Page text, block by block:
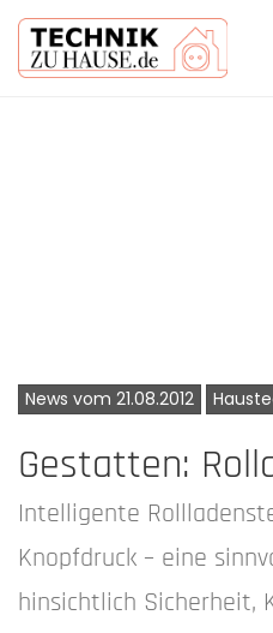
News vom 21.08.2012
Gestatten:
Intelligente
Knopfdruck – eine
hinsichtlich Sicherheit,